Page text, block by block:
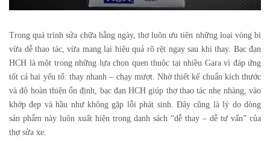
Trong quá trình sửa chữa hằng ngày, thợ luôn ưu tiên những loại vòng bi
vừa dễ thao tác, vừa mang lại hiệu quả rõ rệt ngay sau khi thay. Bạc đạn
HCH là một trong những lựa chọn quen thuộc tại nhiều Gara vì đáp ứng
tốt cả hai yếu tố: thay nhanh – chạy mượt. Nhờ thiết kế chuẩn kích thước
và độ hoàn thiện ổn định, bạc đạn HCH giúp thợ thao tác nhẹ nhàng, vào
khớp đẹp và hầu như không gặp lỗi phát sinh. Đây cũng là lý do dòng
sản phẩm này luôn xuất hiện trong danh sách “dễ thay – dễ tư vấn” của
thợ sửa xe.